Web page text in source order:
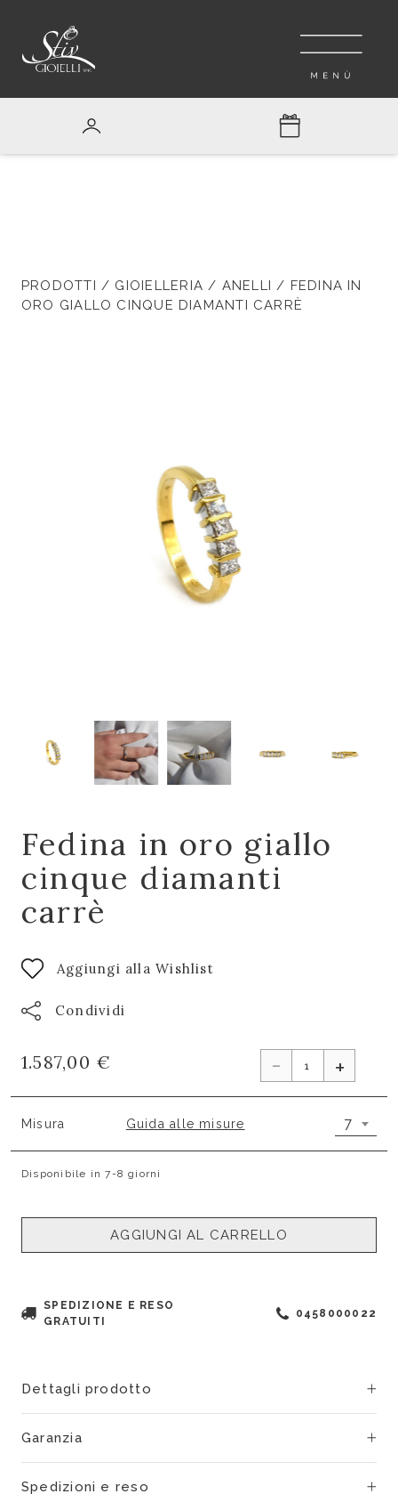
PRODOTTI / GIOIELLERIA / ANELLI / FEDINA IN
ORO GIALLO CINQUE DIAMANTI CARRÈ
Fedina in oro giallo
cinque diamanti
carrè
Aggiungi alla Wishlist
Condividi
1.587,00 € - +
Misura Guida alle misure 7
Disponibile in 7-8 giorni
AGGIUNGI AL CARRELLO
SPEDIZIONE E RESO
GRATUITI
0458000022
Dettagli prodotto
Garanzia
Spedizioni e reso